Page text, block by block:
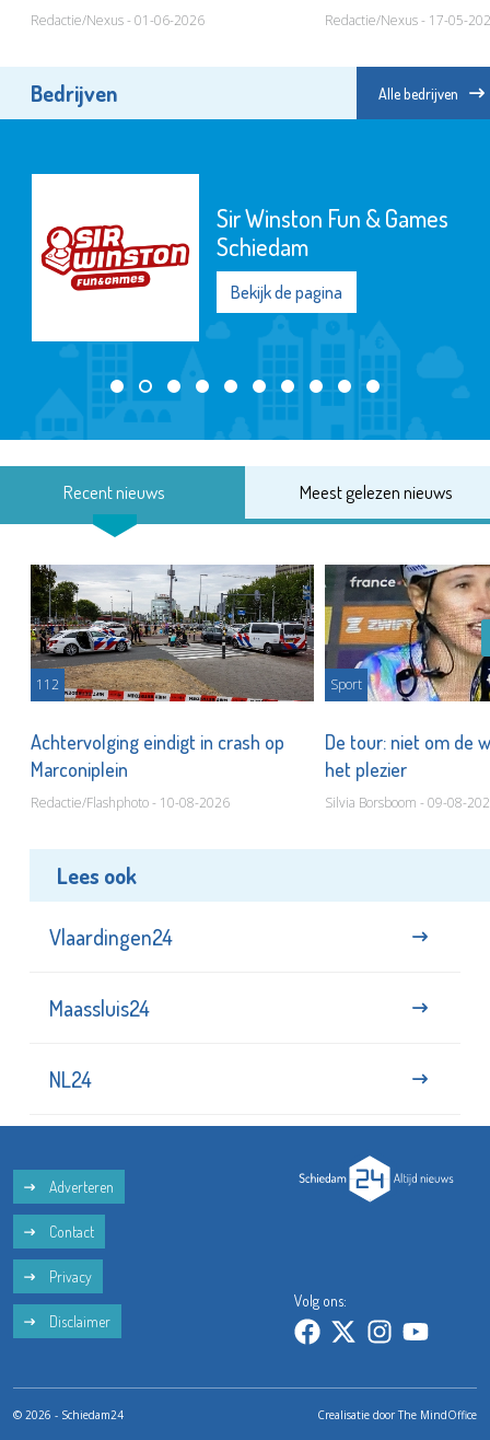
Redactie/Nexus - 01-06-2026 Redactie/Nexus - 17-05-
Bedrijven Alle bedrijven
Sir Winston Fun & Games
Schiedam
Bekijk de pagina
Recent nieuws Meest gelezen nieuws
112
Achtervolging eindigt in crash op
Marconiplein
Redactie/Flashphoto - 10-08-2026
Sport
De tour: niet om de
het plezier
Silvia Borsboom - 09-08-
Lees ook
Vlaardingen24
Maassluis24
NL24
Adverteren
Contact
Privacy
Disclaimer
Volg ons:
© 2026 - Schiedam24 Crealisatie doorThe MindOffice